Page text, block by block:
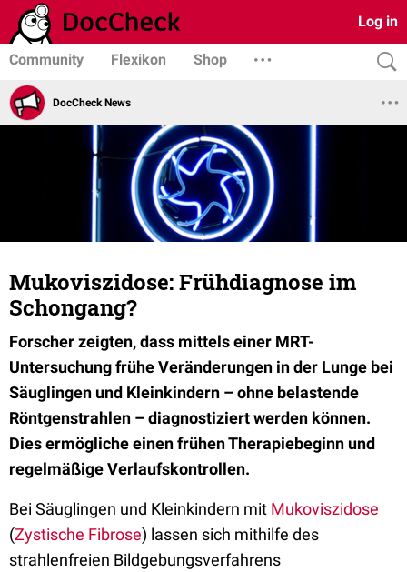
Log in
Community Flexikon Shop
DocCheck News
Mukoviszidose: Frühdiagnose im
Schongang?
Forscher zeigten, dass mittels einer MRT-
Untersuchung frühe Veränderungen in der Lunge bei
Säuglingen und Kleinkindern – ohne belastende
Röntgenstrahlen – diagnostiziert werden können.
Dies ermögliche einen frühen Therapiebeginn und
regelmäßige Verlaufskontrollen.
Bei Säuglingen und Kleinkindern mit Mukoviszidose
(Zystische Fibrose) lassen sich mithilfe des
strahlenfreien Bildgebungsverfahrens